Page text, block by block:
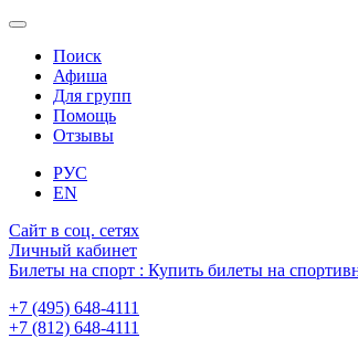
Поиск
Афиша
Для групп
Помощь
Отзывы
РУС
EN
Сайт в соц. сетях
Личный кабинет
Билеты на спорт : Купить билеты на
+7 (495) 648-4111
+7 (812) 648-4111